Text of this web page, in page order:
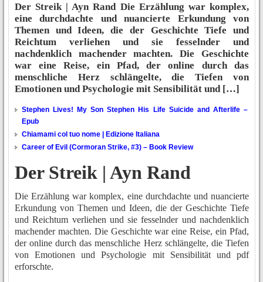
Der Streik | Ayn Rand Die Erzählung war komplex,
eine durchdachte und nuancierte Erkundung von
Themen und Ideen, die der Geschichte Tiefe und
Reichtum verliehen und sie fesselnder und
nachdenklich machender machten. Die Geschichte
war eine Reise, ein Pfad, der online durch das
menschliche Herz schlängelte, die Tiefen von
Emotionen und Psychologie mit Sensibilität und […]
Stephen Lives! My Son Stephen His Life Suicide and Afterlife –
Epub
Chiamami col tuo nome | Edizione Italiana
Career of Evil (Cormoran Strike, #3) – Book Review
Der Streik | Ayn Rand
Die Erzählung war komplex, eine durchdachte und nuancierte
Erkundung von Themen und Ideen, die der Geschichte Tiefe
und Reichtum verliehen und sie fesselnder und nachdenklich
machender machten. Die Geschichte war eine Reise, ein Pfad,
der online durch das menschliche Herz schlängelte, die Tiefen
von Emotionen und Psychologie mit Sensibilität und pdf
erforschte.